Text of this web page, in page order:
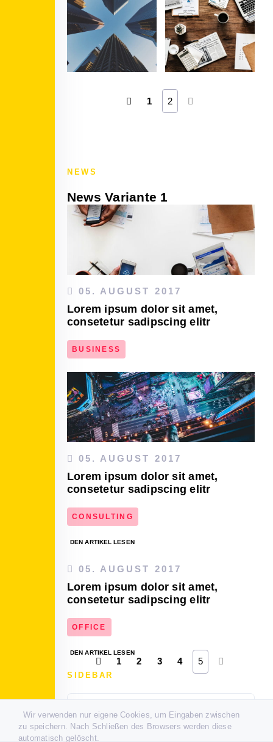
Wir verwenden nur eigene Cookies, um Eingaben zwischen
zu speichern. Nach Schließen des Browsers werden diese
automatisch gelöscht.
1 2
NEWS
News Variante 1
05. AUGUST 2017
Lorem ipsum dolor sit amet,
consetetur sadipscing elitr
BUSINESS
DEN ARTIKEL LESEN
05. AUGUST 2017
Lorem ipsum dolor sit amet,
consetetur sadipscing elitr
CONSULTING
DEN ARTIKEL LESEN
05. AUGUST 2017
Lorem ipsum dolor sit amet,
consetetur sadipscing elitr
OFFICE
DEN ARTIKEL LESEN
1 2 3 4 5
SIDEBAR
Ansprechpartner
TITEL / POSITION